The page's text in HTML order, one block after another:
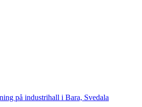
på industrihall i Bara, Svedala